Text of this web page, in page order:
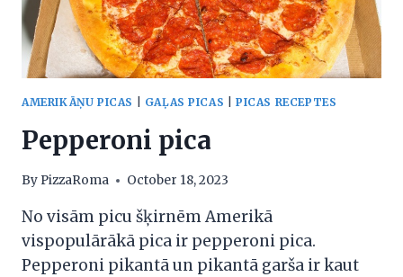
AMERIKĀŅU PICAS GAĻAS PICAS |PICAS RECEPTES
Pepperoni pica
By PizzaRoma October 18, 2023
No visām picu šķirnēm Amerikā
vispopulārākā pica ir pepperoni pica.
Pepperoni pikantā un pikantā garša ir kaut